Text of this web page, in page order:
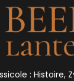
: Histoire,